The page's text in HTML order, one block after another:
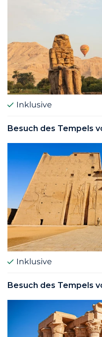
Inklusive
Besuch des Tempels
Inklusive
Besuch des Tempels